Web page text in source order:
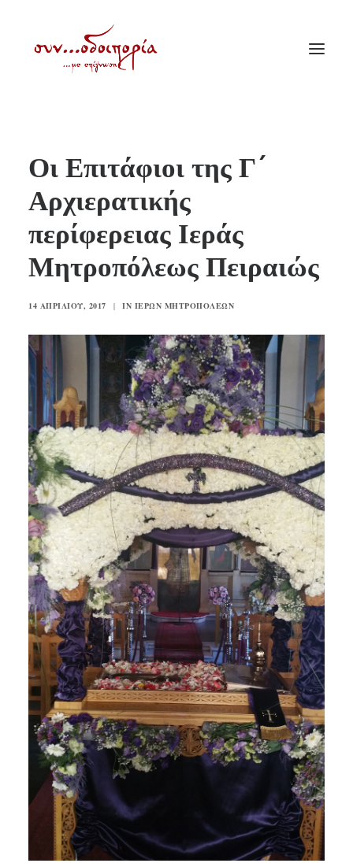
ΘΕΜΑΤΟΛΟΓΙΑ
ΑΝΑΚΟΙΝΩΣΕΙΣ
ΕΝΟΡΙΑ ΕΝ ΔΡΑΣΕΙ
ΕΥΑΓΓΕΛΙΣΤΡΙΑ ΠΕΙΡΑΙΏΣ
ΠΑΛΑΙΑ ΣΥΝΟΔΟΙΠΟΡΙΑ
ΕΠΙΚΟΙΝΩΝΙΑ
SEARCH
Οι Επιτάφιοι της Γ´
Αρχιερατικής
περίφερειας Ιεράς
Μητροπόλεως Πειραιώς
14 ΑΠΡΙΛΊΟΥ, 2017 | IN ΙΕΡΏΝ ΜΗΤΡΟΠΌΛΕΩΝ